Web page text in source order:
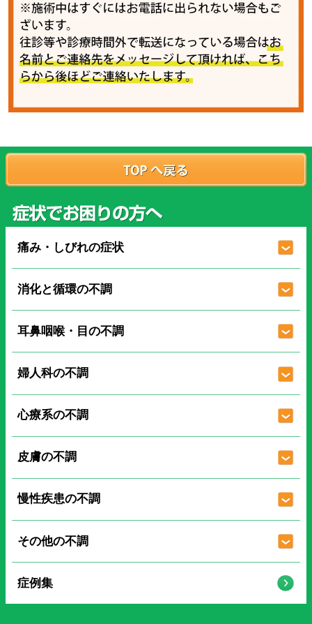
痛み・しびれの症状
消化と循環の不調
耳鼻咽喉・目の不調
婦人科の不調
心療系の不調
皮膚の不調
慢性疾患の不調
その他の不調
症例集